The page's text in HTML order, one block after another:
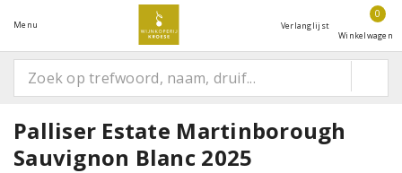
Menu Verlanglijst
0
Winkelwagen
Palliser Estate Martinborough
Sauvignon Blanc 2025